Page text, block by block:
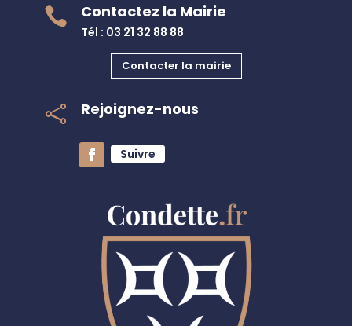
 Contactez la Mairie
Tél : 03 21 32 88 88
Contacter la mairie
 Rejoignez-nous
Suivre